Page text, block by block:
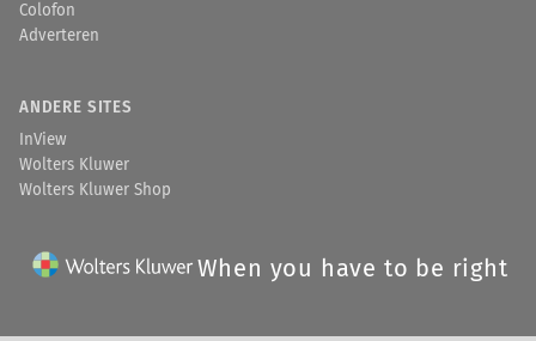
Colofon
Adverteren
ANDERE SITES
InView
Wolters Kluwer
Wolters Kluwer Shop
When you have to be right